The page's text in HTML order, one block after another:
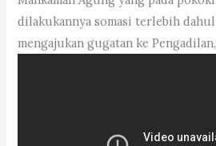
dilakukannya somasi terlebih
mengajukan gugatan ke